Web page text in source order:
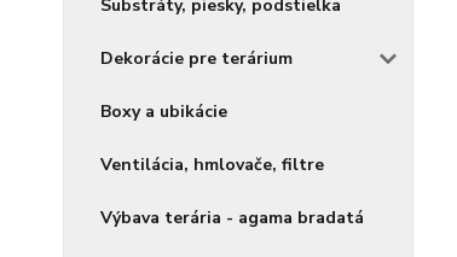
Substráty, piesky, podstielka
Dekorácie pre terárium
Boxy a ubikácie
Ventilácia, hmlovače, filtre
Výbava terária - agama bradatá